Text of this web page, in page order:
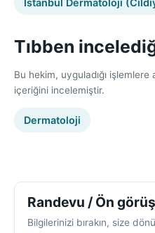
İstanbul Dermatoloji
Tıbben
Bu hekim, uyguladığı
içeriğini incelemiştir.
Dermatoloji
Randevu / Ön
Bilgilerinizi bırakın, size